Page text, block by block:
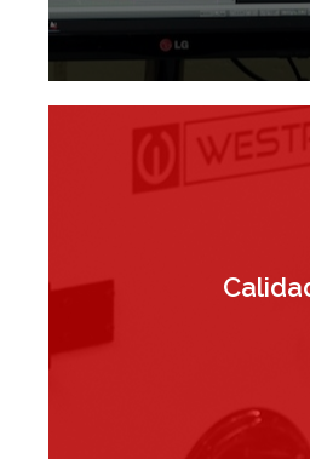
Nuestros
fabricados bajo
de calidad y